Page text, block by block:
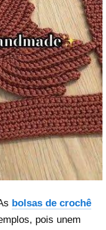
bolsas de crochê
pois unem